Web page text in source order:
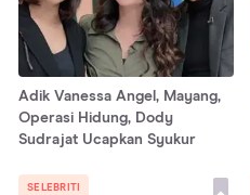
Adik Vanessa Angel, Mayang,
Operasi Hidung, Dody
Sudrajat Ucapkan Syukur
SELEBRITI